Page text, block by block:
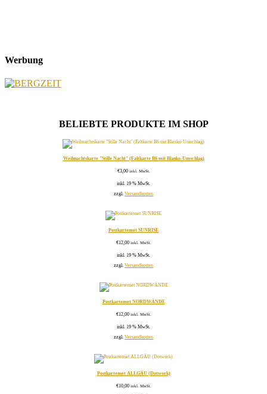
Werbung
BELIEBTE PRODUKTE IM SHOP
Weihnachtskarte "Stille Nacht" (Faltkarte B6 mit Blanko-Umschlag)
€3,00 inkl. MwSt.
inkl. 19 % MwSt.
zzgl. Versandkosten
Postkartenset SUNRISE
€12,00 inkl. MwSt.
inkl. 19 % MwSt.
zzgl. Versandkosten
Postkartenset NORDWÄNDE
€12,00 inkl. MwSt.
inkl. 19 % MwSt.
zzgl. Versandkosten
Postkartenset ALLGÄU (Dotwork)
€10,00 inkl. MwSt.